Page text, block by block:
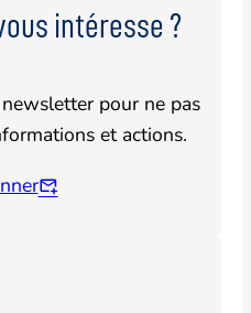
intéresse ?
pour ne pas
et actions.